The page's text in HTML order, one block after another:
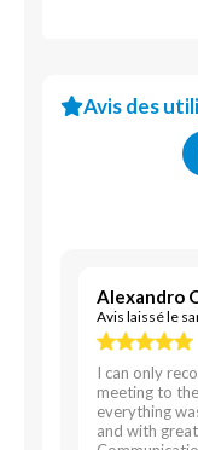
Avis des
Alexandro
Avis laissé le
I can only
meeting to
everything
and with